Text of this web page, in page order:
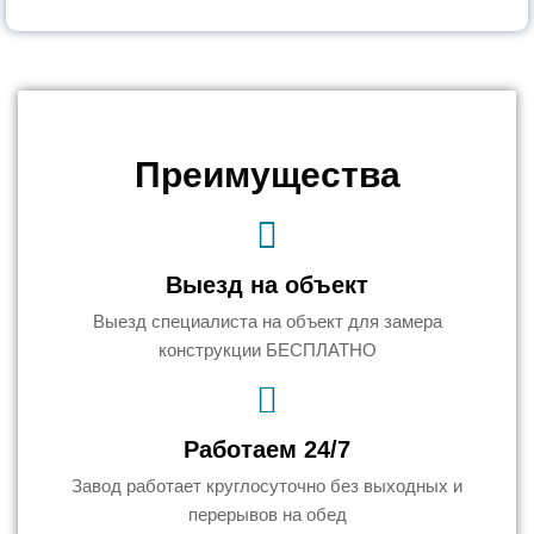
Преимущества
Выезд на объект
Выезд специалиста на объект для замера
конструкции БЕСПЛАТНО
Работаем 24/7
Завод работает круглосуточно без выходных и
перерывов на обед